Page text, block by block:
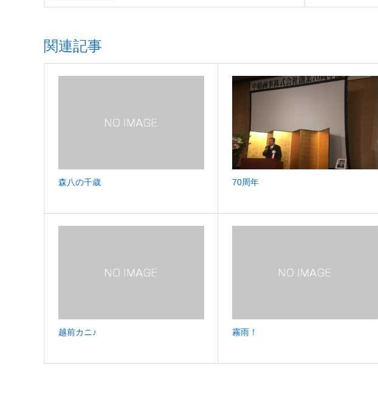
関連記事
森八の千歳 70周年
越前カニ♪ 霧雨！